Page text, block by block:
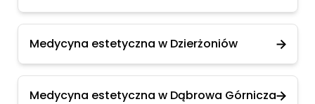
Medycyna estetyczna w Dzierżoniów
Medycyna estetyczna w Dąbrowa Górnicza